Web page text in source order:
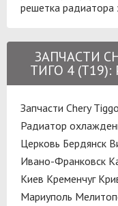
решетка радиатора
ЗАПЧАСТИ
ТИГО 4
Запчасти Chery
Радиатор
Церковь Бердянск
Ивано-Франковск
Киев Кременчуг
Мариуполь